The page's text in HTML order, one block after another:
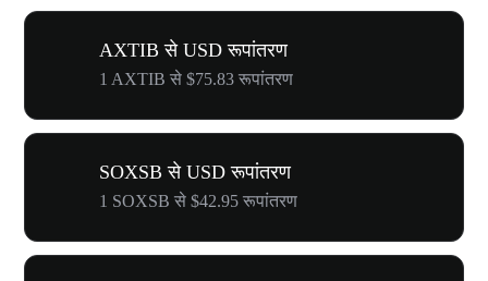
AXTIB से USD रूपांतरण
1 AXTIB से $75.83 रूपांतरण
SOXSB से USD रूपांतरण
1 SOXSB से $42.95 रूपांतरण